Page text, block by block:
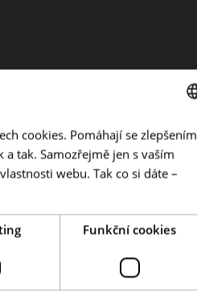
CZECH
cookies. Pomáhají se zlepšením
tak. Samozřejmě jen s vaším
webu. Tak co si dáte –
Funkční cookies